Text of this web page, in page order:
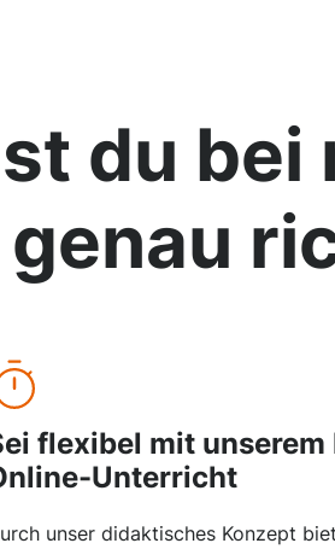
du bei
genau
flexibel mit unserem
Unterricht
unser didaktisches Konzept